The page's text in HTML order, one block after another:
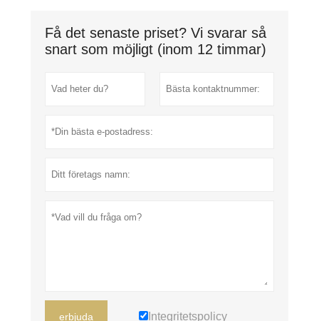
Få det senaste priset? Vi svarar så
snart som möjligt (inom 12 timmar)
erbjuda Integritetspolicy